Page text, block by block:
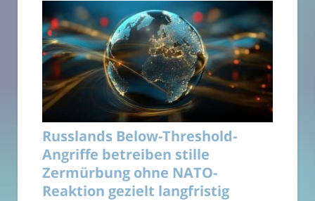
Russlands Below-Threshold-
Angriffe betreiben stille
Zermürbung ohne NATO-
Reaktion gezielt langfristig